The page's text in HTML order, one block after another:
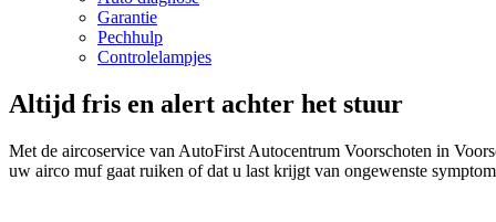
Garantie
Pechhulp
Controlelampjes
Altijd fris en alert achter het stuur
Met de aircoservice van AutoFirst Autocentrum Voorschoten in
uw airco muf gaat ruiken of dat u last krijgt van ongewenste